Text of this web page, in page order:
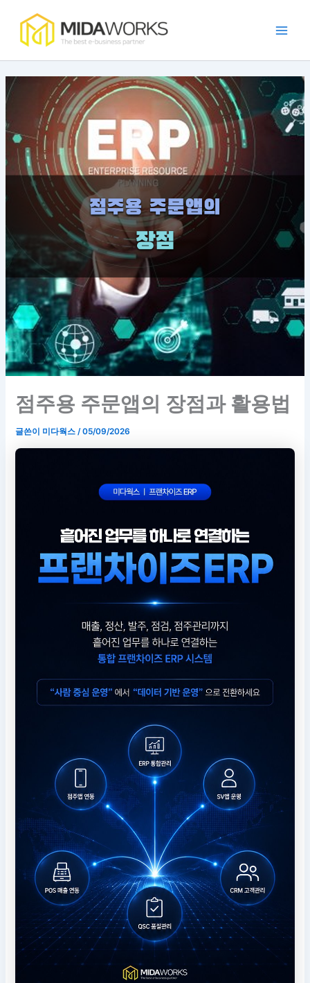
로
건
너
뛰
기
점주용 주문앱의 장점과 활용법
글쓴이 미다웍스/05/09/2026
카
페
랜
차
이
앱
의
장
점
특
징
발
주
동
화
시
스
템
구
현
방
관
리
앱
의
필
요
성
과
점
점
포
털
개
발
트
렌
드
와
사
례
효
적
인
가
맹
점
소
통
을
위
한
앱
가
이
드